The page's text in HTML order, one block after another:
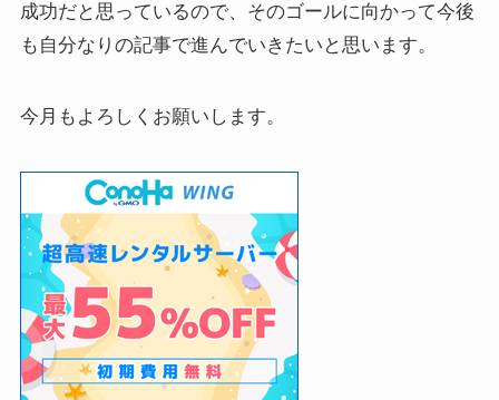
成功だと思っているので、そのゴールに向かって今後
も自分なりの記事で進んでいきたいと思います。
今月もよろしくお願いします。